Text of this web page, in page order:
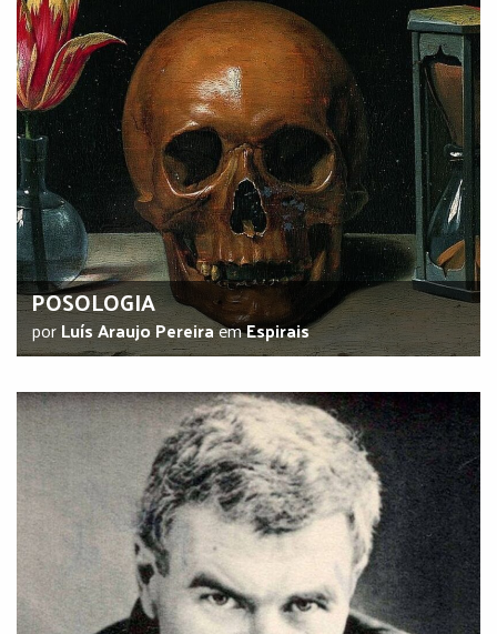
POSOLOGIA
porLuís Araujo PereiraemEspirais